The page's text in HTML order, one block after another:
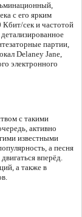
с его ярким
сек и частотой
партии,
Delaney Jane,
электронного
с такими
активно
известными
а песня
вперёд.
а также в